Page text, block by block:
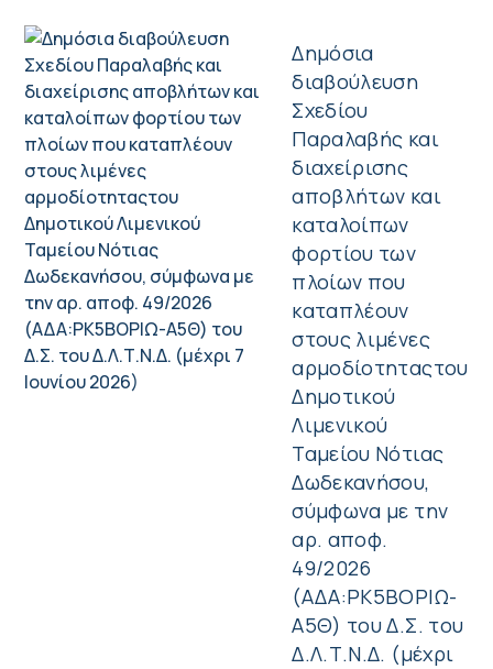
Δημόσια
διαβούλευση
Σχεδίου
Παραλαβής και
διαχείρισης
αποβλήτων και
καταλοίπων
φορτίου των
πλοίων που
καταπλέουν
στους λιμένες
αρμοδίοτηταςτου
Δημοτικού
Λιμενικού
Ταμείου Νότιας
Δωδεκανήσου,
σύμφωνα με την
αρ. αποφ.
49/2026
(ΑΔΑ:ΡΚ5ΒΟΡΙΩ-
Α5Θ) του Δ.Σ. του
Δ.Λ.Τ.Ν.Δ. (μέχρι